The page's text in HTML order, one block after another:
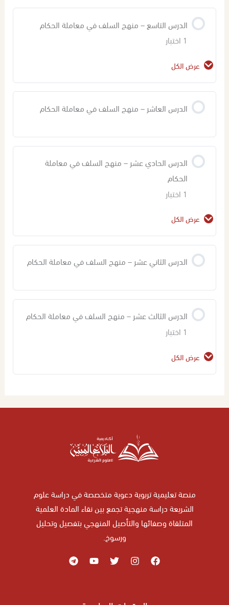
الحكام
الدرس التاسع – منهج السلف في معاملة الحكام
1 اختبار
عرض الكل
محتوى الدرس
الحكام
الدرس العاشر – منهج السلف في معاملة الحكام
الدرس الحادي عشر – منهج السلف في معاملة
الحكام
1 اختبار
عرض الكل
محتوى الدرس
معاملة الحكام
الدرس الثاني عشر – منهج السلف في معاملة الحكام
الدرس الثالث عشر – منهج السلف في معاملة الحكام
1 اختبار
عرض الكل
منصة تعليمية تربوية دعوية متخصصة في دراسة علوم
الشريعة دراسة منهجية تجمع بين نقاء المادة العلمية
المتلقاة وصفائها والتأصيل المنهجي بتفصيل وتحليل
ورسوخ.